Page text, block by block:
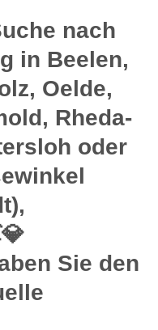
nach
in Beelen,
Oelde,
Rheda-
oder
Sie den